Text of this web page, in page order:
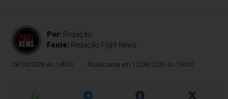
Por: Redação
Fonte: Redação Fight News
28/05/2026 às 14h33 Atualizada em 12/06/2026 às 16h07